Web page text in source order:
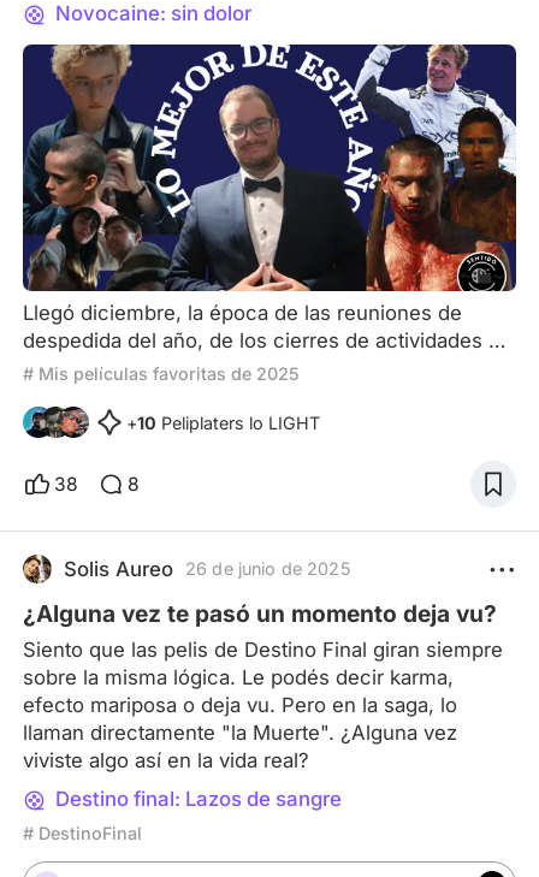
Novocaine: sin dolor
Llegó diciembre, la época de las reuniones de
despedida del año, de los cierres de actividades y
lo que más esperan los cinéfilos, los top 10 del
estrenos cerca de las salas que pueden llegar a
también la de las peores del año, yo ya me arme
ver, lo que uno
# Mis películas favoritas de 2025
+10 Peliplaters lo LIGHT
38 8
Solis Aureo 26 de junio de 2025
¿Alguna vez te pasó un momento deja vu?
Siento que las pelis de Destino Final giran siempre
sobre la misma lógica. Le podés decir karma,
efecto mariposa o deja vu. Pero en la saga, lo
llaman directamente "la Muerte". ¿Alguna vez
viviste algo así en la vida real?
Destino final: Lazos de sangre
# DestinoFinal